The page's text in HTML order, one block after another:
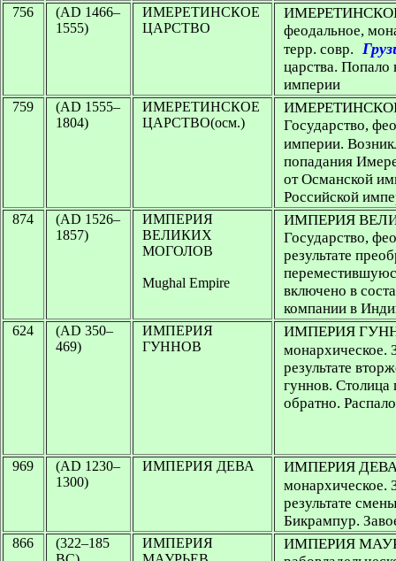
756
(AD 1466–
1555)
ИМЕРЕТИНСКОЕ
ЦАРСТВО
феодальное,
терр. совр.
царства. Попало
империи
759
(AD 1555–
1804)
ИМЕРЕТИНСКОЕ
ЦАРСТВО(осм.)
Государство,
империи.
попадания
от Османской
Российской
874
(AD 1526–
1857)
ИМПЕРИЯ
ВЕЛИКИХ
МОГОЛОВ
Mughal Empire
ИМПЕРИЯ
Государство,
результате
включено в
компании в
624
(AD 350–
469)
ИМПЕРИЯ
ГУННОВ
ИМПЕРИЯ
монархическое.
результате
гуннов.
обратно.
969
(AD 1230–
1300)
ИМПЕРИЯ ДЕВА
ИМПЕРИЯ ДЕВА
монархическое.
результате
Бикрампур.
866
(322–185
ИМПЕРИЯ
ИМПЕРИЯ